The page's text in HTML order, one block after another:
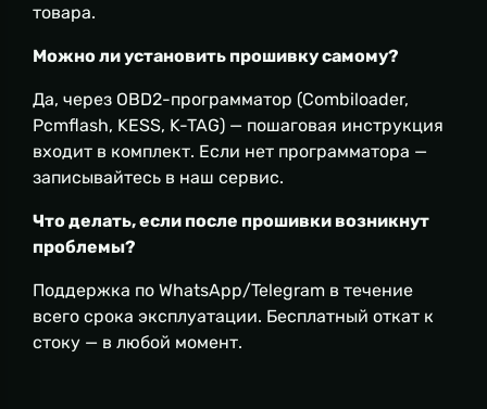
товара.
Можно ли установить прошивку самому?
Да, через OBD2-программатор (Combiloader,
Pcmflash, KESS, K-TAG) — пошаговая инструкция
входит в комплект. Если нет программатора —
записывайтесь в наш сервис.
Что делать, если после прошивки возникнут
проблемы?
Поддержка по WhatsApp/Telegram в течение
всего срока эксплуатации. Бесплатный откат к
стоку — в любой момент.